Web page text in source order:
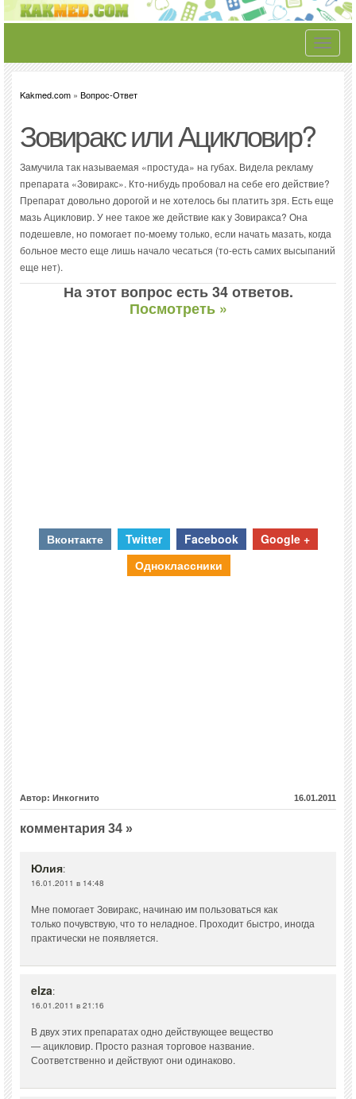
Toggle
Kakmed.com » Вопрос-Ответ
Зовиракс или Ацикловир?
Замучила так называемая «простуда» на губах. Видела рекламу
препарата «Зовиракс». Кто-нибудь пробовал на себе его действие?
Препарат довольно дорогой и не хотелось бы платить зря. Есть еще
мазь Ацикловир. У нее такое же действие как у Зовиракса? Она
подешевле, но помогает по-моему только, если начать мазать, когда
больное место еще лишь начало чесаться (то-есть самих высыпаний
еще нет).
На этот вопрос есть 34 ответов.
Посмотреть »
Вконтакте Twitter Facebook
Google +
Одноклассники
Автор: Инкогнито 16.01.2011
комментария 34 »
Юлия:
16.01.2011 в 14:48
Мне помогает Зовиракс, начинаю им пользоваться как
только почувствую, что то неладное. Проходит быстро, иногда
практически не появляется.
elza:
16.01.2011 в 21:16
В двух этих препаратах одно действующее вещество
— ацикловир. Просто разная торговое название.
Соответственно и действуют они одинаково.